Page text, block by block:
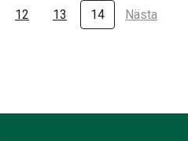
12 13 14 Nästa